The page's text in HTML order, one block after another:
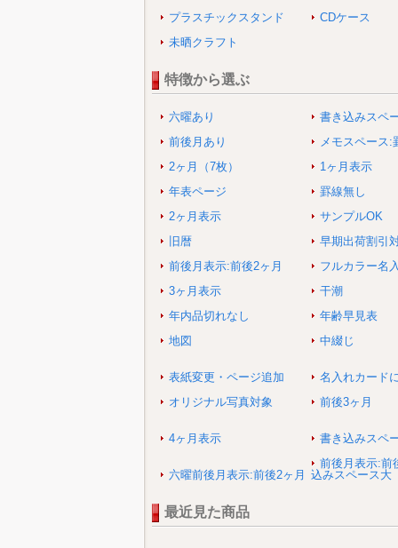
プラスチックスタンド
CDケース
未晒クラフト
特徴から選ぶ
六曜あり
書き込みスペ
前後月あり
メモスペース:
2ヶ月（7枚）
1ヶ月表示
年表ページ
罫線無し
2ヶ月表示
サンプルOK
旧暦
早期出荷割引
前後月表示:前後2ヶ月
フルカラー名
3ヶ月表示
干潮
年内品切れなし
年齢早見表
地図
中綴じ
表紙変更・ページ追加
名入れカード
オリジナル写真対象
前後3ヶ月
4ヶ月表示 書き込みスペ
六曜前後月表示:前後2ヶ月
前後月表示:前
込みスペース大
最近見た商品